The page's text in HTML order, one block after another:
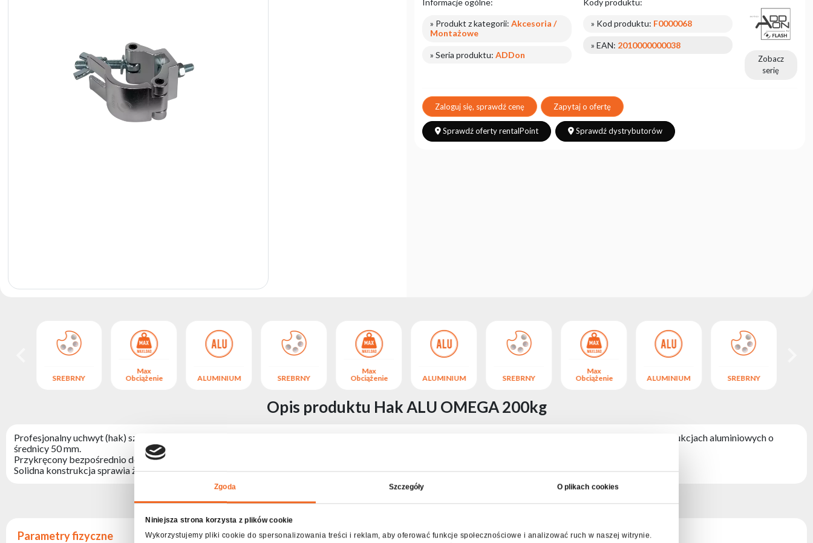
Zgoda Szczegóły O plikach cookies
Niniejsza strona korzysta z plików cookie
Wykorzystujemy pliki cookie do spersonalizowania treści i reklam, aby oferować funkcje społecznościowe i analizować ruch w naszej witrynie.
» Produkt z kategorii: Akcesoria /
Montażowe
» Seria produktu: ADDon
» Kod produktu: F0000068
» EAN: 2010000000038
Zobacz
serię
Zaloguj się, sprawdź cenę Zapytaj o ofertę
Sprawdź oferty rentalPoint Sprawdź dystrybutorów
SREBRNY
Max
Obciążenie
ALUMINIUM SREBRNY
Max
Obciążenie
ALUMINIUM SREBRNY
Max
Obciążenie
ALUMINIUM SREBRNY
Opis produktu Hak ALU OMEGA 200kg
Profesjonalny uchwyt (hak) szybko montażowy, umożliwiający przymocowanie wszelkiego rodzaju urządzeń estradowych, oświetleniowych, do rurowych konstrukcjach aluminiowych o
średnicy 50 mm.
Przykręcony bezpośrednio do urządzenia hak, umożliwia szybki montaż, dzięki zastosowaniu wygodnej śrubie motylkowej.
Solidna konstrukcja sprawia że hak wytrzymuje obciążenie do 200 kg.
Specyfikacja Hak ALU OMEGA 200kg
Parametry fizyczne Zawartość Opakowania